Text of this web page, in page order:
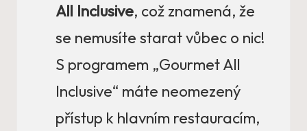
All Inclusive, což znamená, že
se nemusíte starat vůbec o nic!
S programem „Gourmet All
Inclusive“ máte neomezený
přístup k hlavním restauracím,